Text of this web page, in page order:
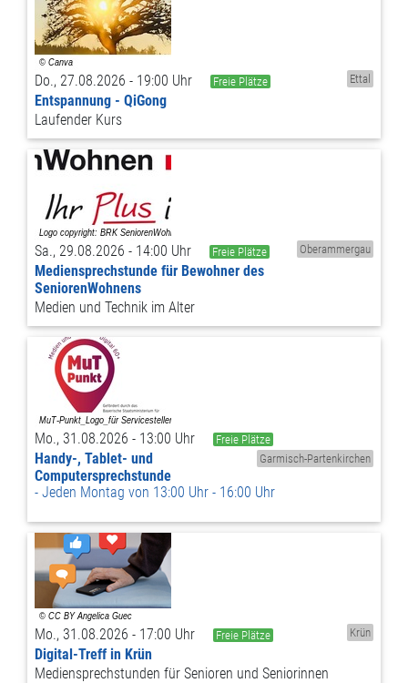
Do., 27.08.2026 - 19:00 Uhr Freie Plätze Ettal
Entspannung - QiGong
Laufender Kurs
Sa., 29.08.2026 - 14:00 Uhr Freie Plätze Oberammergau
Mediensprechstunde für Bewohner des
SeniorenWohnens
Medien und Technik im Alter
Mo., 31.08.2026 - 13:00 Uhr
Freie Plätze
Garmisch-Partenkirchen
Handy-, Tablet- und
Computersprechstunde
Jeden Montag von 13:00 Uhr - 16:00 Uhr
Mo., 31.08.2026 - 17:00 Uhr Freie Plätze Krün
Digital-Treff in Krün
Mediensprechstunden für Senioren und Seniorinnen